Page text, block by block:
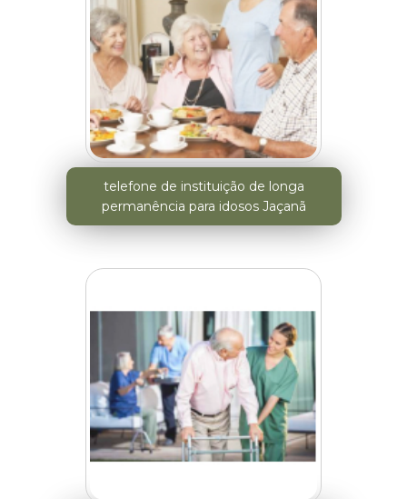
telefone de instituição de longa
permanência para idosos Jaçanã